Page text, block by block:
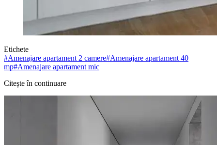
Etichete
#Amenajare apartament 2 camere#Amenajare apartament 40
mp#Amenajare apartament mic
Citește în continuare